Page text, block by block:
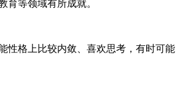
育等领域有所成就。
性格上比较内敛、喜欢思考，有时可能